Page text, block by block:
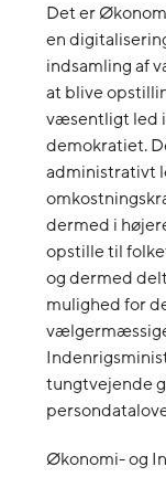
Det er
en
indsamling af
at blive
væsentligt led
demokratiet.
administrativt
dermed i
opstille til
og dermed
mulighed for
tungtvejende
Økonomi- og